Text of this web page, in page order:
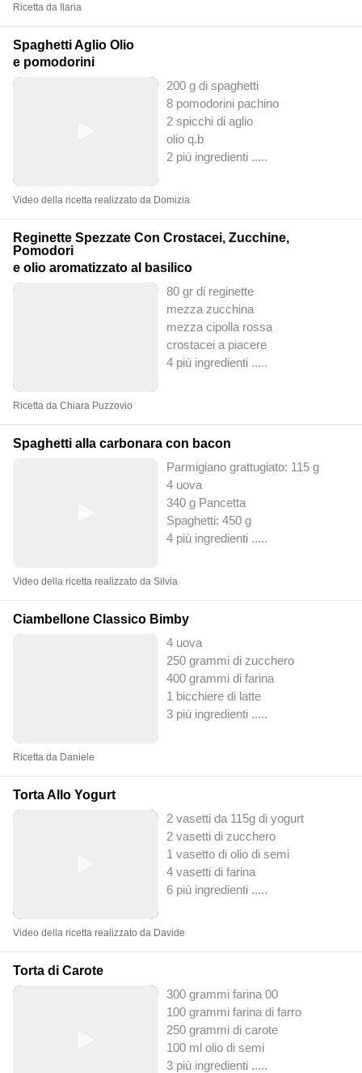
Ricetta da Ilaria
Spaghetti Aglio Olio
e pomodorini
200 g di spaghetti
8 pomodorini pachino
2 spicchi di aglio
olio q.b
2 più ingredienti .....
Video della ricetta realizzato da Domizia
Reginette Spezzate Con Crostacei, Zucchine,
Pomodori
e olio aromatizzato al basilico
80 gr di reginette
mezza zucchina
mezza cipolla rossa
crostacei a piacere
4 più ingredienti .....
Ricetta da Chiara Puzzovio
Spaghetti alla carbonara con bacon
Parmigiano grattugiato: 115 g
4 uova
340 g Pancetta
Spaghetti: 450 g
4 più ingredienti .....
Video della ricetta realizzato da Silvia
Ciambellone Classico Bimby
4 uova
250 grammi di zucchero
400 grammi di farina
1 bicchiere di latte
3 più ingredienti .....
Ricetta da Daniele
Torta Allo Yogurt
2 vasetti da 115g di yogurt
2 vasetti di zucchero
1 vasetto di olio di semi
4 vasetti di farina
6 più ingredienti .....
Video della ricetta realizzato da Davide
Torta di Carote
300 grammi farina 00
100 grammi farina di farro
250 grammi di carote
100 ml olio di semi
3 più ingredienti .....